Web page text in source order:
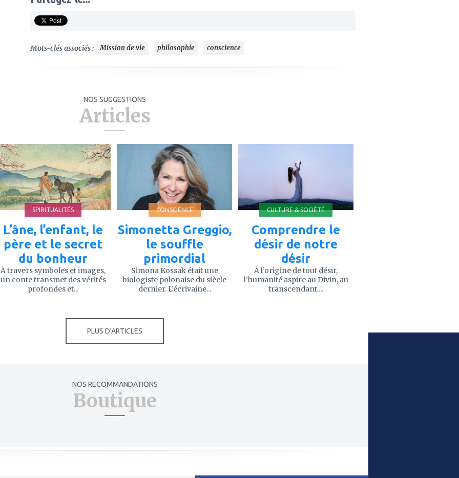
Mots-clés associés : Mission de vie philosophie conscience
NOS SUGGESTIONS
Articles
à
mes
favoris
SPIRITUALITÉS
L’âne, l’enfant, le
père et le secret
du bonheur
À travers symboles et images,
un conte transmet des vérités
profondes et...
favoris
CONSCIENCE
Simonetta Greggio,
le souffle
primordial
Simona Kossak était une
biologiste polonaise du siècle
dernier. L’écrivaine...
CULTURE & SOCIÉTÉ
Comprendre le
désir de notre
désir
À l’origine de tout désir,
l’humanité aspire au Divin, au
transcendant....
PLUS D'ARTICLES
NOS RECOMMANDATIONS
Boutique